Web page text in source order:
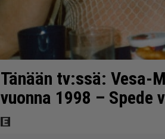
Tänään tv:ssä: Vesa-
vuonna 1998 – Spede